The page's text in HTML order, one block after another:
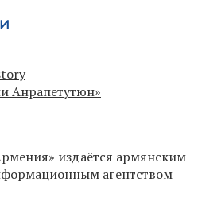
Анрапетутюн»
издаётся армянским
агентством